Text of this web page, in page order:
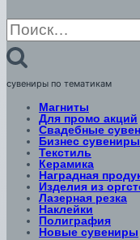
Найти:
сувениры по тематикам
Магниты
Для промо акций
Свадебные
Бизнес сувениры
Текстиль
Керамика
Наградная
Изделия из
Лазерная резка
Наклейки
Полиграфия
Новые сувениры